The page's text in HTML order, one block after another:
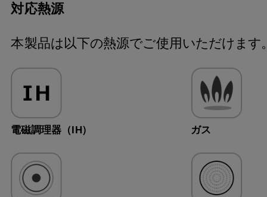
対応熱源
本製品は以下の熱源でご使用いただけます
電磁調理器（IH） ガス